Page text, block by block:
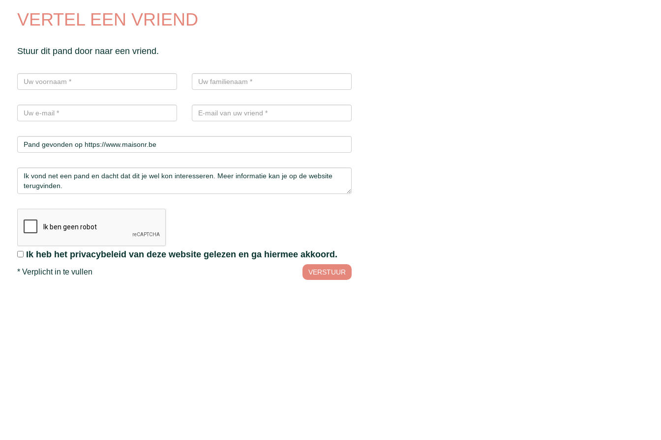
VERTEL EEN VRIEND
Stuur dit pand door naar een vriend.
Ik heb het privacybeleid van deze website gelezen en ga hiermee akkoord.
* Verplicht in te vullen